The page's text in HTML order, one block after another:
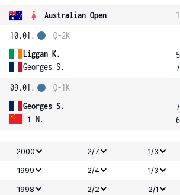
Australian Open 1
10.01.
Liggan K.
Georges S.
Q-2K
5
7
09.01.
Georges S.
Li N.
Q-1K
7
6
2000 2/7 1/3
1999
2/4 1/3
1998
2/2 2/1